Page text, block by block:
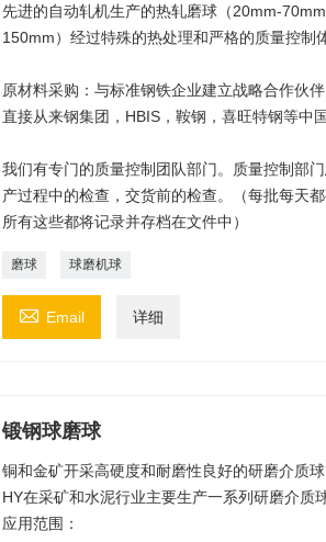
先进的自动轧机生产的热轧磨球（20mm-
150mm）经过特殊的热处理和严格的质量控制
原材料采购：与标准钢铁企业建立战略合作伙
直接从来钢集团，HBIS，鞍钢，喜旺特钢等中
我们有专门的质量控制团队部门。质量控制部
产过程中的检查，交货前的检查。（每批每天
所有这些都将记录并存档在文件中）
磨球 球磨机球
 Email 详细
锻钢球磨球
铜和金矿开采高硬度和耐磨性良好的研磨介质球
HY在采矿和水泥行业主要生产一系列研磨介质球
应用范围：